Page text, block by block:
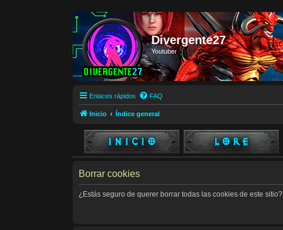
Divergente27
Youtuber
Enlaces rápidos FAQ
Inicio Índice general
Borrar cookies
¿Estás seguro de querer borrar todas las cookies de este sitio?